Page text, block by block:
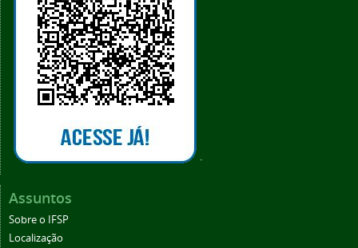
.
Assuntos
Sobre o IFSP
Localização